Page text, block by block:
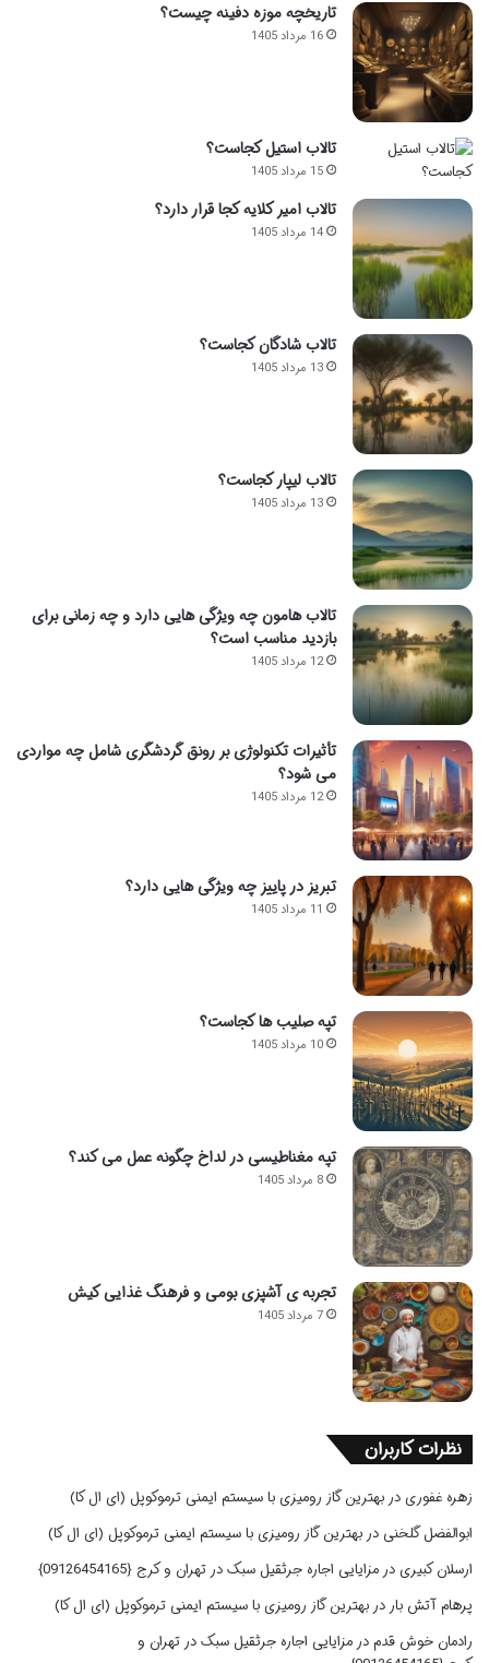
تاریخچه موزه دفینه چیست؟
16 مرداد 1405
تالاب استیل کجاست؟
15 مرداد 1405
تالاب امیر کلایه کجا قرار دارد؟
14 مرداد 1405
تالاب شادگان کجاست؟
13 مرداد 1405
تالاب لیپار کجاست؟
13 مرداد 1405
تالاب هامون چه ویژگی هایی دارد و چه زمانی برای
بازدید مناسب است؟
12 مرداد 1405
تأثیرات تکنولوژی بر رونق گردشگری شامل چه مواردی
می شود؟
12 مرداد 1405
تبریز در پاییز چه ویژگی هایی دارد؟
11 مرداد 1405
تپه صلیب ها کجاست؟
10 مرداد 1405
تپه مغناطیسی در لداخ چگونه عمل می کند؟
8 مرداد 1405
تجربه ی آشپزی بومی و فرهنگ غذایی کیش
7 مرداد 1405
نظرات کاربران
زهره غفوریدر بهترین گاز رومیزی با سیستم ایمنی ترموکوپل (ای ال کا)
ابوالفضل گلخنی در بهترین گاز رومیزی با سیستم ایمنی ترموکوپل (ای ال کا)
ارسلان کبیریدر مزایایی اجاره جرثقیل سبک در تهران و کرج {09126454165}
پرهام آتش بار در بهترین گاز رومیزی با سیستم ایمنی ترموکوپل (ای ال کا)
رادمان خوش قدمدر مزایایی اجاره جرثقیل سبک در تهران و